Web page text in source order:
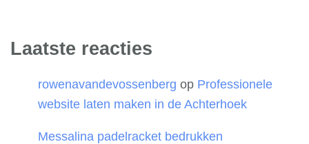
Laatste reacties
rowenavandevossenberg op Professionele
website laten maken in de Achterhoek
Messalina padelracket bedrukken